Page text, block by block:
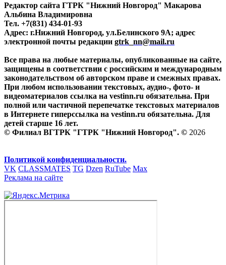
Редактор сайта ГТРК "Нижний Новгород" Макарова
Альбина Владимировна
Тел. +7(831) 434-01-93
Адрес: г.Нижний Новгород, ул.Белинского 9А; адрес
электронной почты редакции gtrk_nn@mail.ru
Все права на любые материалы, опубликованные на сайте,
защищены в соответствии с российским и международным
законодательством об авторском праве и смежных правах.
При любом использовании текстовых, аудио-, фото- и
видеоматериалов ссылка на vestinn.ru обязательна. При
полной или частичной перепечатке текстовых материалов
в Интернете гиперссылка на vestinn.ru обязательна. Для
детей старше 16 лет.
© Филиал ВГТРК "ГТРК "Нижний Новгород". © 2026
Политикой конфиденциальности.
VK CLASSMATES TG Dzen RuTube Max
Реклама на сайте